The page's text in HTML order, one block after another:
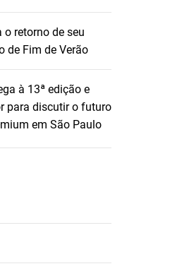
o retorno de seu
de Fim de Verão
à 13ª edição e
para discutir o futuro
em São Paulo